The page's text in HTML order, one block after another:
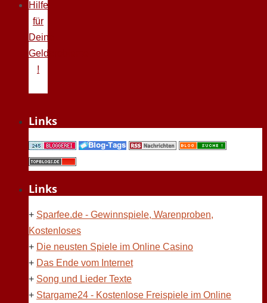
Hilfe
für
Deine
Geldprobleme
!
Links
Links
+ Sparfee.de - Gewinnspiele, Warenproben,
Kostenloses
+ Die neusten Spiele im Online Casino
+ Das Ende vom Internet
+ Song und Lieder Texte
+ Stargame24 - Kostenlose Freispiele im Online